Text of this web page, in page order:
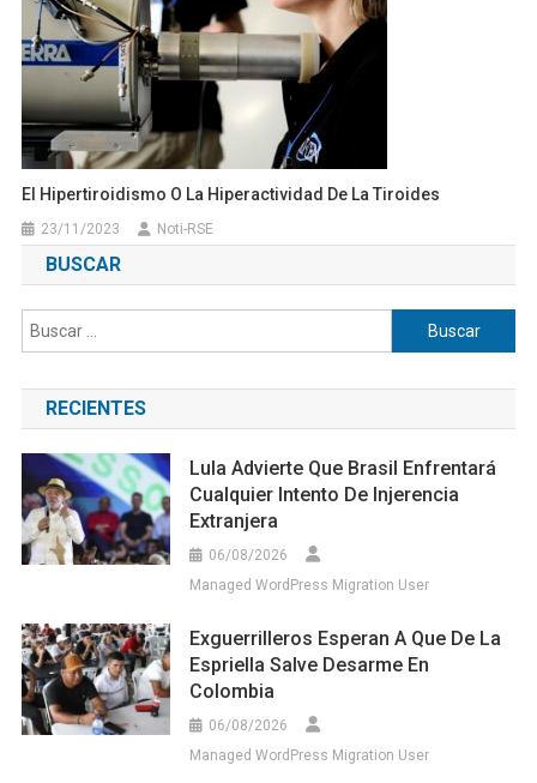
El Hipertiroidismo O La Hiperactividad De La Tiroides
23/11/2023 Noti-RSE
BUSCAR
Buscar:
RECIENTES
Lula Advierte Que Brasil Enfrentará
Cualquier Intento De Injerencia
Extranjera
06/08/2026
Managed WordPress Migration User
Exguerrilleros Esperan A Que De La
Espriella Salve Desarme En
Colombia
06/08/2026
Managed WordPress Migration User